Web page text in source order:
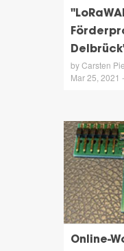
by Carsten
Mar 25, 2021
Online-